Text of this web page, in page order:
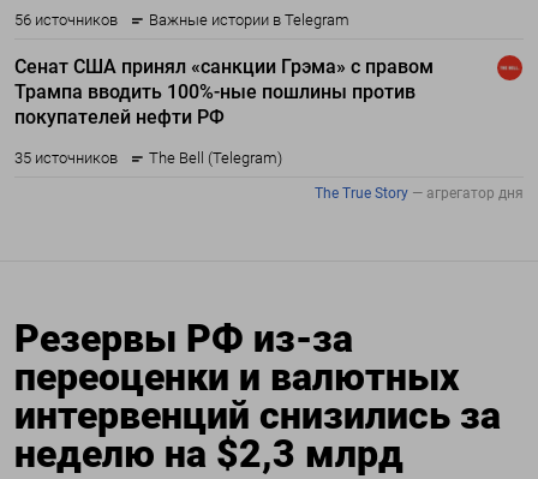
Резервы РФ из-за
переоценки и валютных
интервенций снизились за
неделю на $2,3 млрд